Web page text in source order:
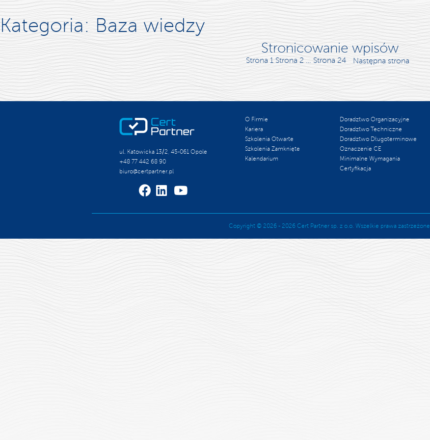
Kategoria:Baza wiedzy
Stronicowanie wpisów
Strona1 Strona2 … Strona24 Następna strona
ul. Katowicka 13/2, 45-061 Opole
+48 77 442 68 90
biuro@certpartner.pl
O Firmie
Kariera
Szkolenia Otwarte
Szkolenia Zamknięte
Kalendarium
Doradztwo Organizacyjne
Doradztwo Techniczne
Doradztwo Długoterminowe
Oznaczenie CE
Minimalne Wymagania
Certyfikacja
Copyright © 2026 - 2026 Cert Partner sp. z o.o. Wszelkie prawa zastrzeżone.